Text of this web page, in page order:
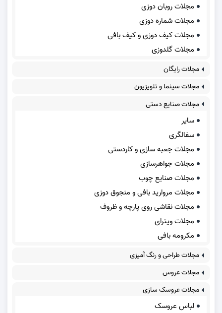
مجلات روبان دوزی
مجلات شماره دوزی
مجلات کیف دوزی و کیف بافی
مجلات گلدوزی
مجلات رایگان
مجلات سینما و تلویزیون
مجلات صنایع دستی
سایر
سفالگری
مجلات جعبه سازی و کاردستی
مجلات جواهرسازی
مجلات صنایع چوب
مجلات مروارید بافی و منجوق دوزی
مجلات نقاشی روی پارچه و ظروف
مجلات ویترای
مکرومه بافی
مجلات طراحی و رنگ آمیزی
مجلات عروس
مجلات عروسک سازی
لباس عروسک